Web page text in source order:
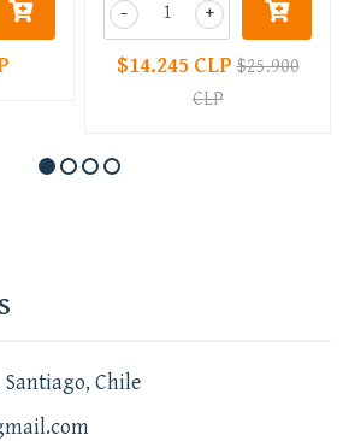
+
-
$14.245 CLP$25.900
CLP
Santiago, Chile